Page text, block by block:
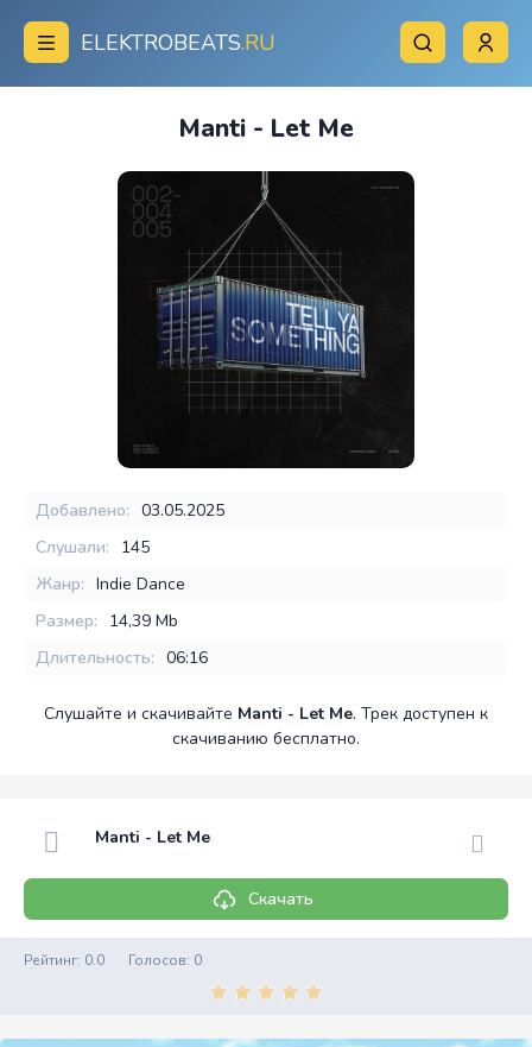
ELEKTROBEATS.RU
Manti - Let Me
Добавлено: 03.05.2025
Слушали:
145
Жанр: Indie Dance
Размер:
14,39 Mb
Длительность: 06:16
Слушайте и скачивайте Manti - Let Me. Трек доступен к
скачиванию бесплатно.
Manti - Let Me
Скачать
Рейтинг: 0.0 Голосов: 0